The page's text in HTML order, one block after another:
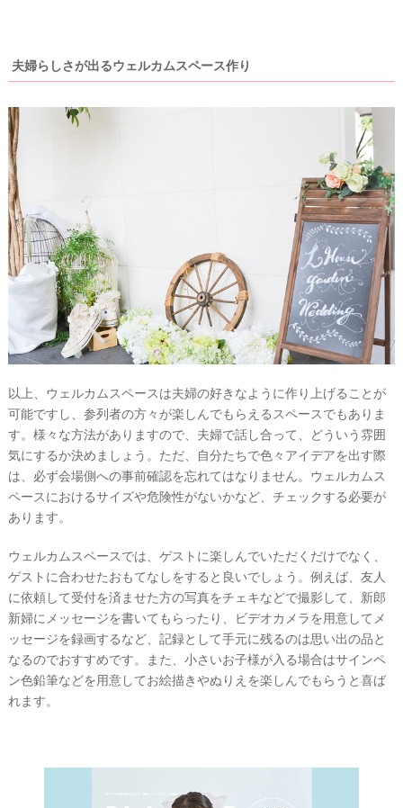
夫婦らしさが出るウェルカムスペース作り
以上、ウェルカムスペースは夫婦の好きなように作り上げることが
可能ですし、参列者の方々が楽しんでもらえるスペースでもありま
す。様々な方法がありますので、夫婦で話し合って、どういう雰囲
気にするか決めましょう。ただ、自分たちで色々アイデアを出す際
は、必ず会場側への事前確認を忘れてはなりません。ウェルカムス
ペースにおけるサイズや危険性がないかなど、チェックする必要が
あります。
ウェルカムスペースでは、ゲストに楽しんでいただくだけでなく、
ゲストに合わせたおもてなしをすると良いでしょう。例えば、友人
に依頼して受付を済ませた方の写真をチェキなどで撮影して、新郎
新婦にメッセージを書いてもらったり、ビデオカメラを用意してメ
ッセージを録画するなど、記録として手元に残るのは思い出の品と
なるのでおすすめです。また、小さいお子様が入る場合はサインペ
ン色鉛筆などを用意してお絵描きやぬりえを楽しんでもらうと喜ば
れます。